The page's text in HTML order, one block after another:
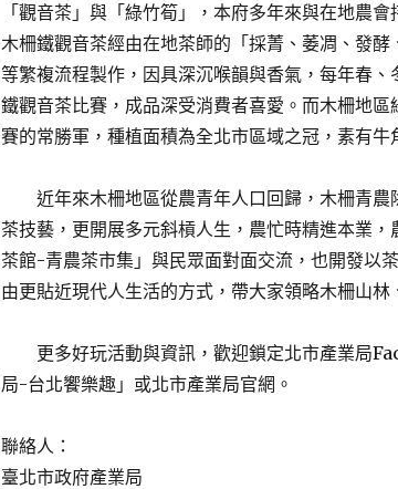
「觀音茶」與「綠竹筍」，本府多年來與在地農
木柵鐵觀音茶經由在地茶師的「採菁、萎凋、發酵
等繁複流程製作，因具深沉喉韻與香氣，每年春
鐵觀音茶比賽，成品深受消費者喜愛。而木柵地
賽的常勝軍，種植面積為全北市區域之冠，素有牛
近年來木柵地區從農青年人口回歸，木柵青農
茶技藝，更開展多元斜槓人生，農忙時精進本業
茶館-青農茶市集」與民眾面對面交流，也開發以
由更貼近現代人生活的方式，帶大家領略木柵山林
更多好玩活動與資訊，歡迎鎖定北市產業局
局-台北饗樂趣」或北市產業局官網。
聯絡人：
臺北市政府產業局